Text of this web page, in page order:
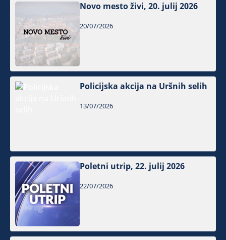
Novo mesto živi, 20. julij 2026
20/07/2026
Policijska akcija na Uršnih selih
13/07/2026
Poletni utrip, 22. julij 2026
22/07/2026